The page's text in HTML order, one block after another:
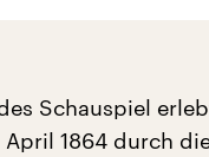
Schauspiel
1864 durch